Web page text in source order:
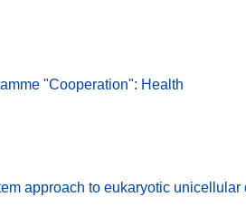
"Cooperation": Health
approach to eukaryotic